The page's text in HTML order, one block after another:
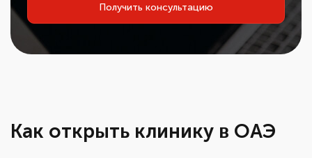
Получить консультацию
Как открыть клинику в ОАЭ